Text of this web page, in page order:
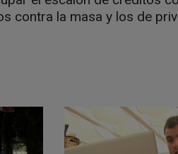
contra la masa y los de